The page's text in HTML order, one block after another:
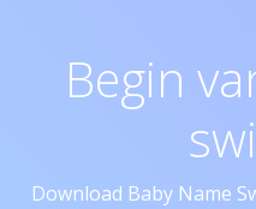
Begin
Download Baby Name